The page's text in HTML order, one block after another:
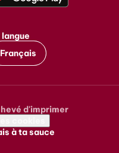
Français
d'imprimer
à ta sauce